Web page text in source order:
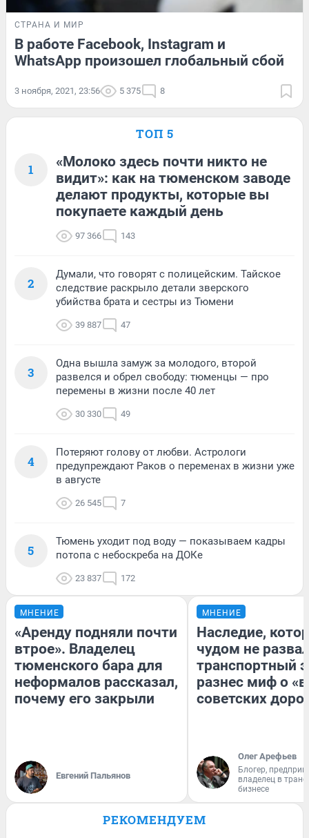
СТРАНА И МИР
В работе Facebook, Instagram и
WhatsApp произошел глобальный сбой
3 ноября, 2021, 23:56 5 375 8
ТОП 5
1
«Молоко здесь почти никто не
видит»: как на тюменском заводе
делают продукты, которые вы
покупаете каждый день
97 366 143
2
Думали, что говорят с полицейским. Тайское
следствие раскрыло детали зверского
убийства брата и сестры из Тюмени
39 887 47
3
Одна вышла замуж за молодого, второй
развелся и обрел свободу: тюменцы — про
перемены в жизни после 40 лет
30 330 49
4
Потеряют голову от любви. Астрологи
предупреждают Раков о переменах в жизни уже
в августе
26 545 7
5
Тюмень уходит под воду — показываем кадры
потопа с небоскреба на ДОКе
23 837 172
МНЕНИЕ
«Аренду подняли почти
втрое». Владелец
тюменского бара для
неформалов рассказал,
почему его закрыли
Евгений Пальянов
МНЕНИЕ
Наследие,
чудом не
транспортный
разнес миф о
советских
Олег Арефьев
Блогер,
владелец в
бизнесе
РЕКОМЕНДУЕМ